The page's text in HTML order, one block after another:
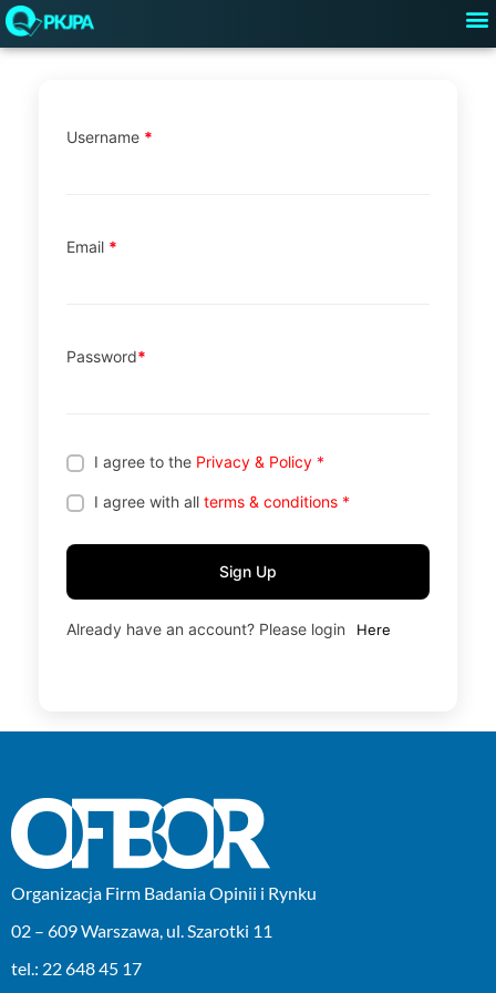
Przejdź
doRegistration
Username *
Email *
Password*
I agree to the Privacy & Policy *
I agree with all terms & conditions *
Sign Up
Already have an account? Please login Here
Organizacja Firm Badania Opinii i Rynku
02 – 609 Warszawa, ul. Szarotki 11
tel.: 22 648 45 17